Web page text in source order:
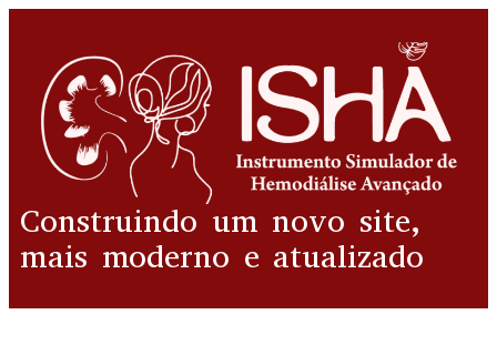
Construindo um novo site,
mais moderno e atualizado